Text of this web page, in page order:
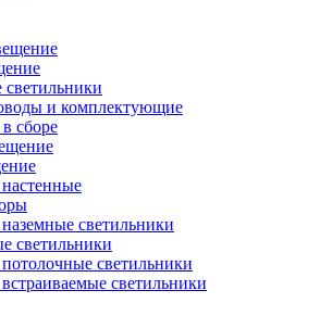
светильники
и комплектующие
сборе
светильники
светильники
светильники
светильники